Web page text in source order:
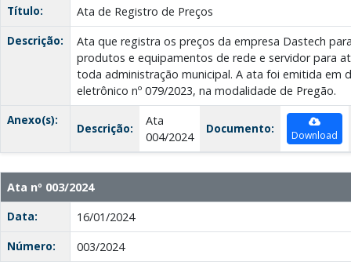
Título:
Ata de Registro de Preços
Descrição:
Ata que registra os preços da empresa Dastech
produtos e equipamentos de rede e servidor para
toda administração municipal. A ata foi emitida em
eletrônico nº 079/2023, na modalidade de Pregão.
Anexo(s):
Descrição:
Ata
004/2024
Documento: Download
Ata nº 003/2024
Data:
16/01/2024
Número:
003/2024